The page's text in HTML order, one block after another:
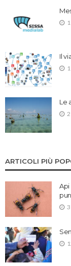
Il
Le
ARTICOLI PIÙ
Api